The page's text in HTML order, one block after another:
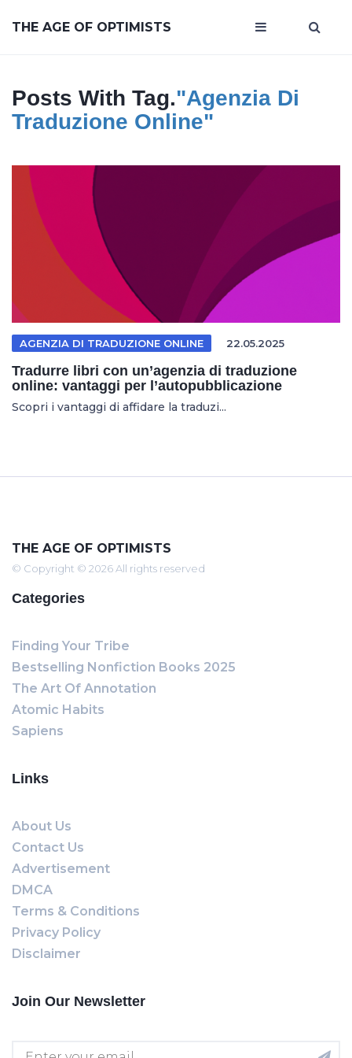
THE AGE OF OPTIMISTS
Posts With Tag."agenzia Di
Traduzione Online"
AGENZIA DI TRADUZIONE ONLINE 22.05.2025
Tradurre libri con un’agenzia di traduzione
online: vantaggi per l’autopubblicazione
Scopri i vantaggi di affidare la traduzi...
THE AGE OF OPTIMISTS
© Copyright © 2026 All rights reserved
Categories
Finding Your Tribe
Bestselling Nonfiction Books 2025
The Art Of Annotation
Atomic Habits
Sapiens
Links
About Us
Contact Us
Advertisement
DMCA
Terms & Conditions
Privacy Policy
Disclaimer
Join Our Newsletter